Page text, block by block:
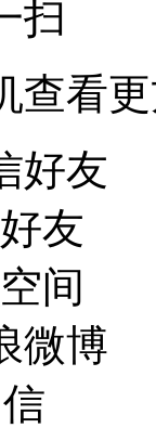
扫
查看
好友
友
间
微博